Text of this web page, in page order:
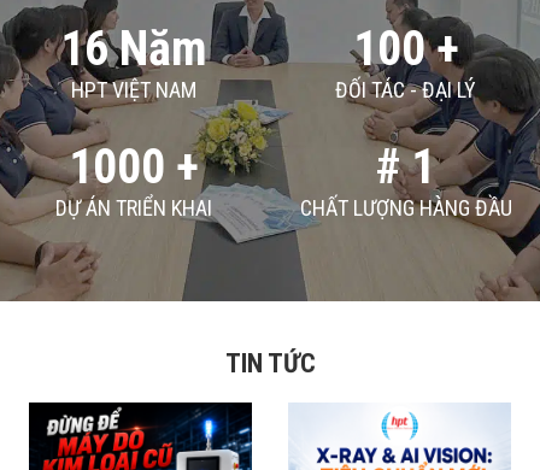
16 Năm
HPT VIỆT NAM
100 +
ĐỐI TÁC - ĐẠI LÝ
1000 +
DỰ ÁN TRIỂN KHAI
# 1
CHẤT LƯỢNG HÀNG ĐẦU
TIN TỨC